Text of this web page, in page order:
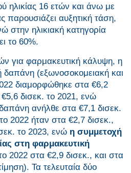
ηλικίας 16 ετών και άνω με
παρουσιάζει αυξητική τάση,
στην ηλικιακή κατηγορία
το 60%.
για φαρμακευτική κάλυψη, η
δαπάνη (εξωνοσοκομειακή και
διαμορφώθηκε στα €6,2
δισεκ. το 2021, ενώ
δαπάνη ανήλθε στα €7,1 δισεκ.
2022 ήταν στα €2,7 δισεκ.,
το 2023, ενώ η συμμετοχή
στη φαρμακευτική
2022 στα €2,9 δισεκ., και στα
Τα τελευταία δύο